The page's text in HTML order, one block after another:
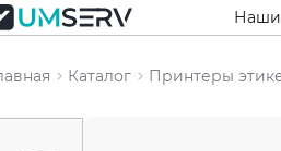
Каталог Принтеры